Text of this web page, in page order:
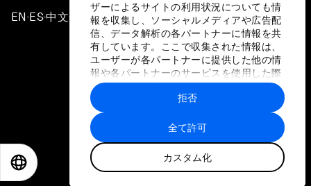
ザーによるサイトの利用状況についても情
報を収集し、ソーシャルメディアや広告配
信、データ解析の各パートナーに情報を共
有しています。ここで収集された情報は、
ユーザーが各パートナーに提供した他の情
報や各パートナーのサービスを使用した際
に収集された情報と組み合わされ、各パー
トナーによって使用されることがありま
す。
全て許可
カスタム化
拒否
EN ▪ES▪中文▪ 日本語
プライバシーポリシーと利用規約
サイトマップ
©
世界経済フォーラム